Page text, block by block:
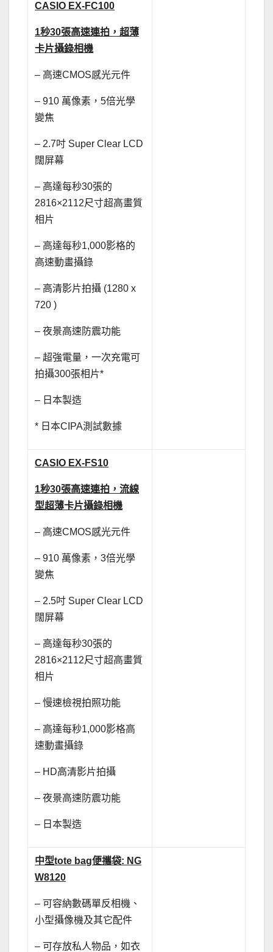
CASIO EX-FC100
1秒30張高速連拍，超薄
卡片攝錄相機
– 高速CMOS感光元件
– 910 萬像素，5倍光學
變焦
– 2.7吋 Super Clear LCD
闊屏幕
– 高達每秒30張的
2816×2112尺寸超高畫質
相片
– 高達每秒1,000影格的
高速動畫攝錄
– 高清影片拍攝 (1280 x
720 )
– 夜景高速防震功能
– 超強電量，一次充電可
拍攝300張相片*
– 日本製造
* 日本CIPA測試數據
CASIO EX-FS10
1秒30張高速連拍，流線
型超薄卡片攝錄相機
– 高速CMOS感光元件
– 910 萬像素，3倍光學
變焦
– 2.5吋 Super Clear LCD
闊屏幕
– 高達每秒30張的
2816×2112尺寸超高畫質
相片
– 慢速檢視拍照功能
– 高達每秒1,000影格高
速動畫攝錄
– HD高清影片拍攝
– 夜景高速防震功能
– 日本製造
中型tote bag便攜袋: NG
W8120
– 可容納數碼單反相機、
小型攝像機及其它配件
– 可存放私人物品，如衣